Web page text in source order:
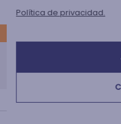
Entrega
Política de privacidad.